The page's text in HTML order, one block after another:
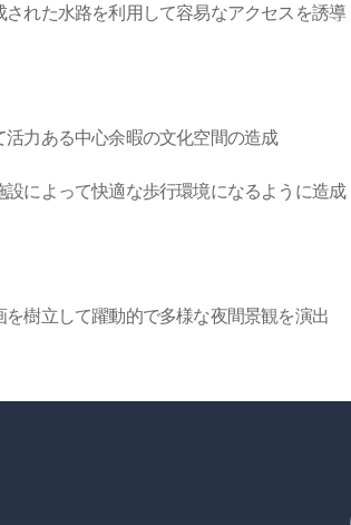
れた水路を利用して容易なアクセスを誘導
力ある中心余暇の文化空間の造成
によって快適な歩行環境になるように造成
樹立して躍動的で多様な夜間景観を演出